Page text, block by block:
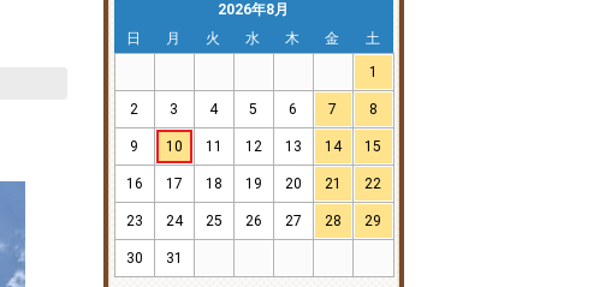
2026年8月
日
月 火 水 木 金
土
1
2 3 4 5 6 7 8
9 10 11 12 13 14 15
16 17 18 19 20 21 22
23 24 25 26 27 28 29
30 31